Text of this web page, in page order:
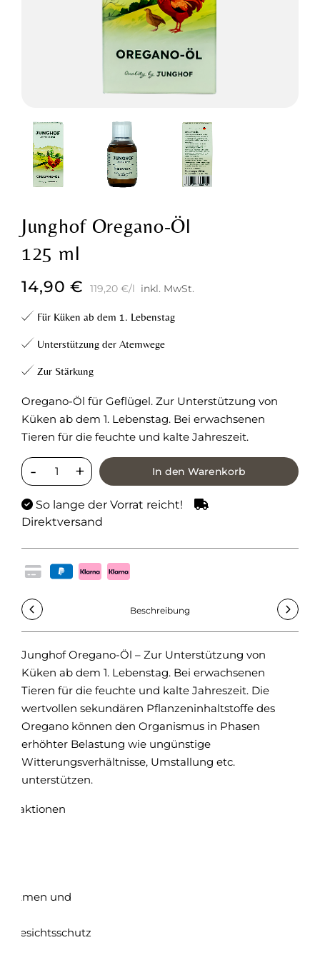
Junghof Oregano-Öl
125 ml
14,90€ 119,20 €/l inkl. MwSt.
Für Küken ab dem 1. Lebenstag
Unterstützung der Atemwege
Zur Stärkung
Oregano-Öl für Geflügel. Zur Unterstützung von
Küken ab dem 1. Lebenstag. Bei erwachsenen
Tieren für die feuchte und kalte Jahreszeit.
In den Warenkorb
So lange der Vorrat reicht!
Direktversand
Beschreibung
und
Gesichtsschutz
Junghof Oregano-Öl – Zur Unterstützung von
Küken ab dem 1. Lebenstag. Bei erwachsenen
Tieren für die feuchte und kalte Jahreszeit. Die
wertvollen sekundären Pflanzeninhaltstoffe des
Oregano können den Organismus in Phasen
erhöhter Belastung wie ungünstige
Witterungsverhältnisse, Umstallung etc.
unterstützen.